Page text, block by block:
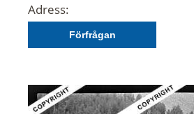
Adress:
Förfrågan